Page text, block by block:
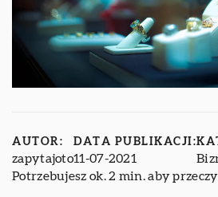
AUTOR:
zapytajoto
DATA PUBLIKACJI:
11-07-2021
Potrzebujesz ok. 2 min. aby